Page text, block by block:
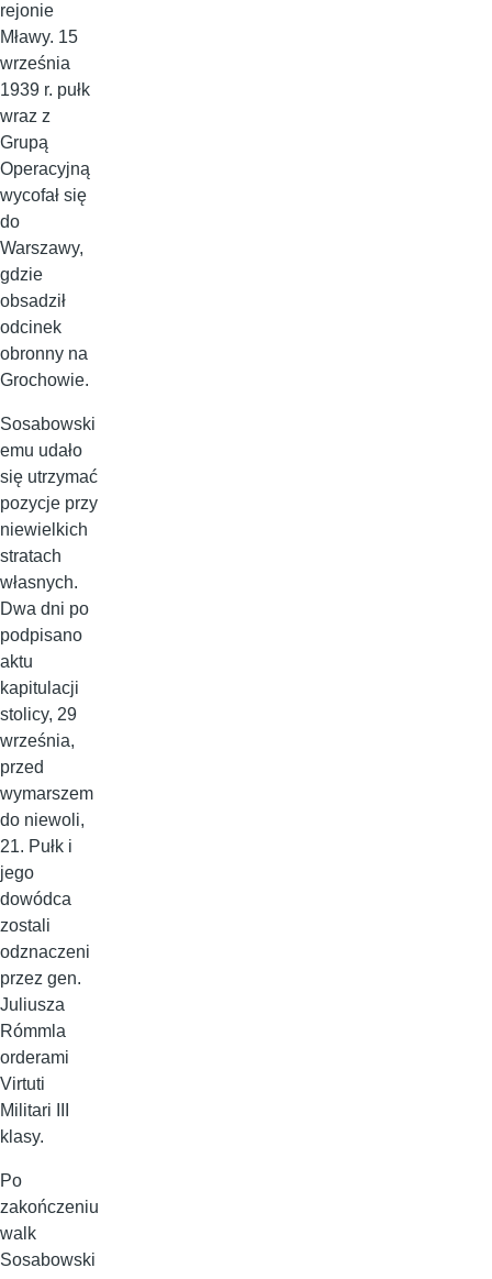
rejonie
Mławy. 15
września
1939 r. pułk
wraz z
Grupą
Operacyjną
wycofał się
do
Warszawy,
gdzie
obsadził
odcinek
obronny na
Grochowie.
Sosabowski
emu udało
się utrzymać
pozycje przy
niewielkich
stratach
własnych.
Dwa dni po
podpisano
aktu
kapitulacji
stolicy, 29
września,
przed
wymarszem
do niewoli,
21. Pułk i
jego
dowódca
zostali
odznaczeni
przez gen.
Juliusza
Rómmla
orderami
Virtuti
Militari III
klasy.
Po
zakończeniu
walk
Sosabowski